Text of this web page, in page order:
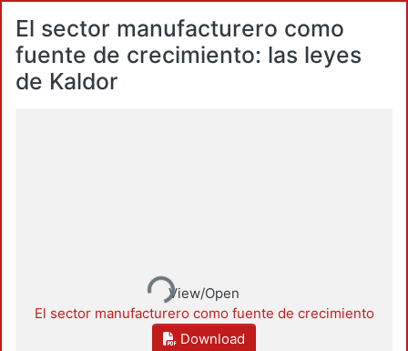
El sector manufacturero como
fuente de crecimiento: las leyes
de Kaldor
Loading...View/Open
El sector manufacturero como fuente de crecimiento
Download